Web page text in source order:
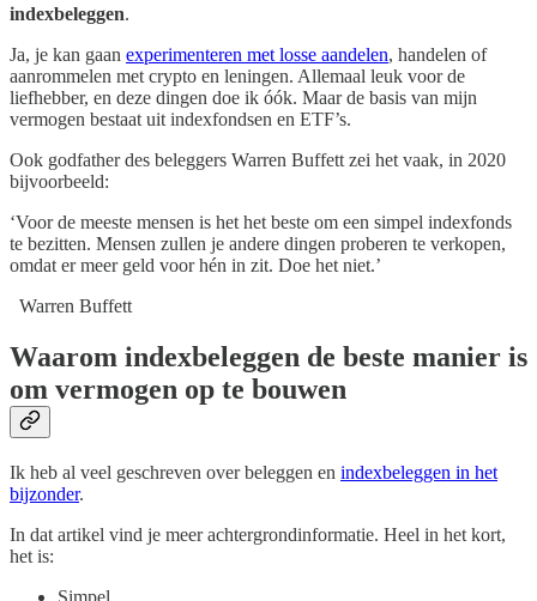
indexbeleggen.
Ja, je kan gaan experimenteren met losse aandelen, handelen of
aanrommelen met crypto en leningen. Allemaal leuk voor de
liefhebber, en deze dingen doe ik óók. Maar de basis van mijn
vermogen bestaat uit indexfondsen en ETF’s.
Ook godfather des beleggers Warren Buffett zei het vaak, in 2020
bijvoorbeeld:
‘Voor de meeste mensen is het het beste om een simpel indexfonds
te bezitten. Mensen zullen je andere dingen proberen te verkopen,
omdat er meer geld voor hén in zit. Doe het niet.’
Warren Buffett
Waarom indexbeleggen de beste manier is
om vermogen op te bouwen
Ik heb al veel geschreven over beleggen en indexbeleggen in het
bijzonder.
In dat artikel vind je meer achtergrondinformatie. Heel in het kort,
het is: